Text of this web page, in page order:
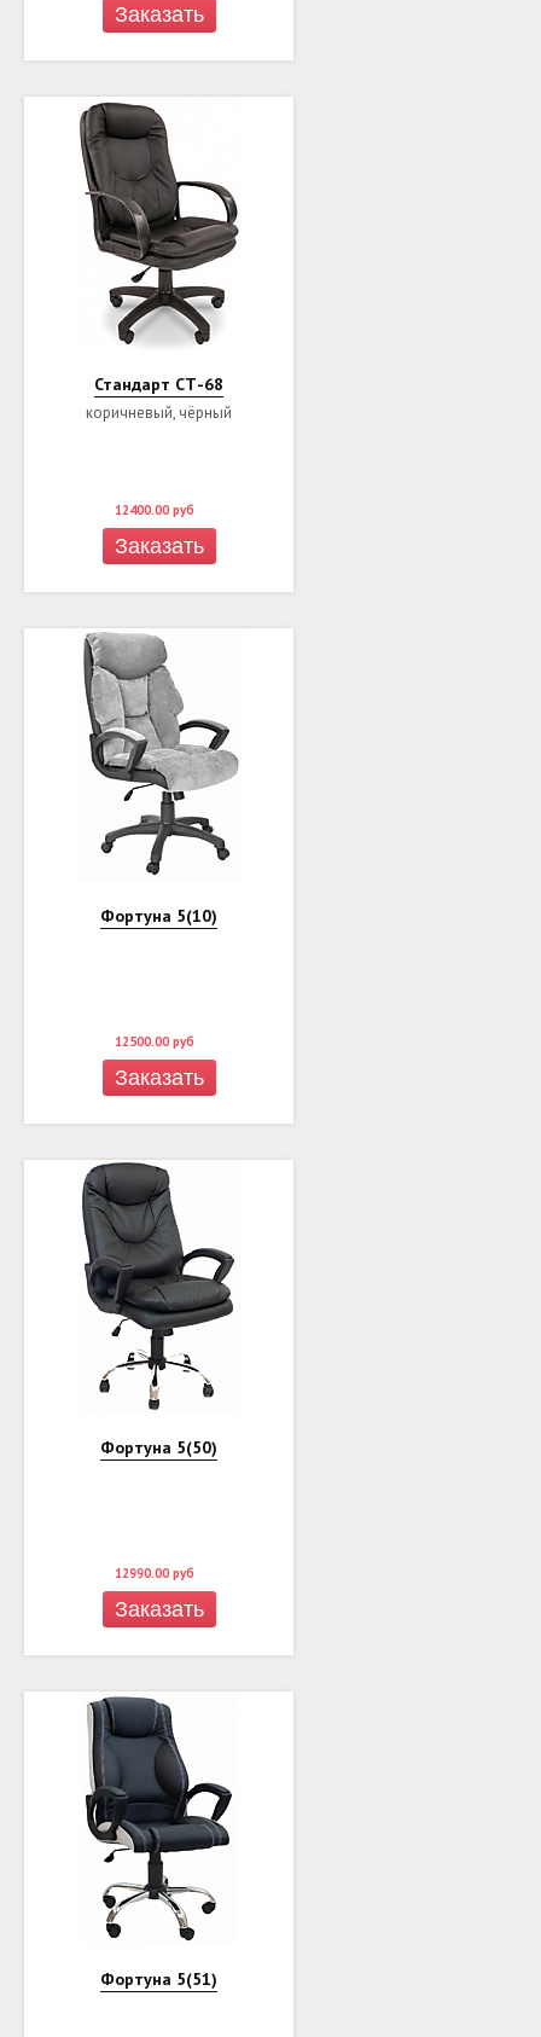
Заказать
Стандарт СТ-68
коричневый, чёрный
12400.00 руб
Заказать
Фортуна 5(10)
12500.00 руб
Заказать
Фортуна 5(50)
12990.00 руб
Заказать
Фортуна 5(51)